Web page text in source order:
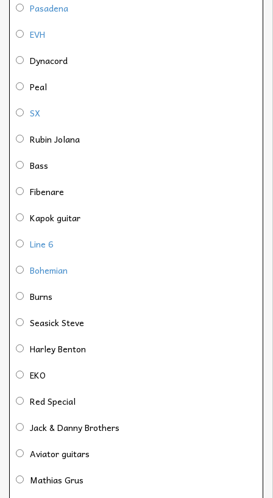
Pasadena
EVH
Dynacord
Peal
SX
Rubin Jolana
Bass
Fibenare
Kapok guitar
Line 6
Bohemian
Burns
Seasick Steve
Harley Benton
EKO
Red Special
Jack & Danny Brothers
Aviator guitars
Mathias Grus